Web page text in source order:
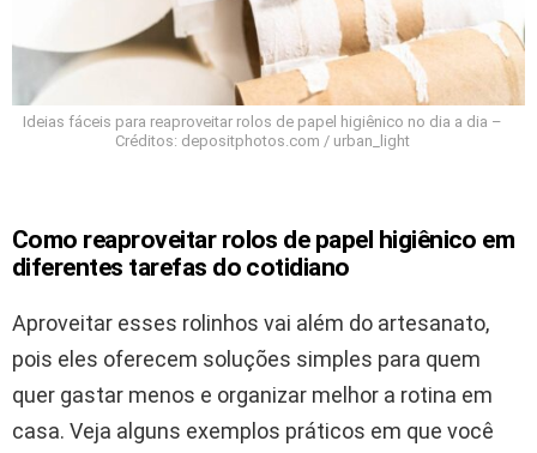
Ideias fáceis para reaproveitar rolos de papel higiênico no dia a dia –
Créditos: depositphotos.com / urban_light
Como reaproveitar rolos de papel higiênico em
diferentes tarefas do cotidiano
Aproveitar esses rolinhos vai além do artesanato,
pois eles oferecem soluções simples para quem
quer gastar menos e organizar melhor a rotina em
casa. Veja alguns exemplos práticos em que você